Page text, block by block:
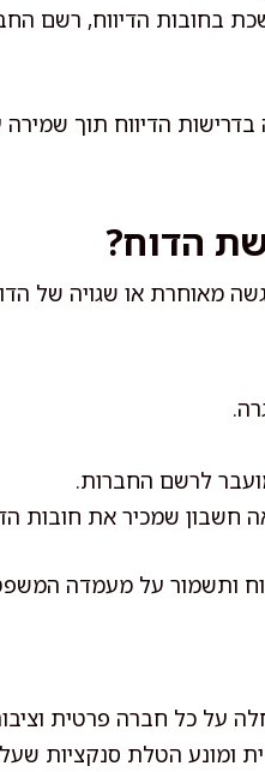
בחובות הדיווח, רשם
הדיווח תוך שמירה
הדוח?
מאוחרת או שגויה של
לרשם החברות.
חשבון שמכיר את חובות
ותשמור על מעמדה
על כל חברה פרטית
ומונע הטלת סנקציות